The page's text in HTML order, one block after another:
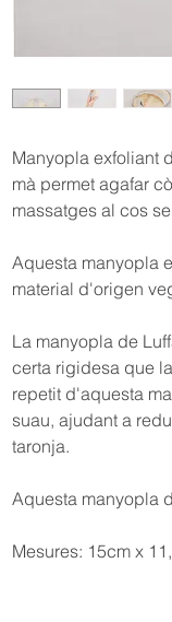
Manyopla exfoliant
mà permet agafar
massatges al cos
Aquesta manyopla
material d'origen
La manyopla de
certa rigidesa que
repetit d'aquesta
suau, ajudant a
taronja.
Aquesta manyopla
Mesures: 15cm x